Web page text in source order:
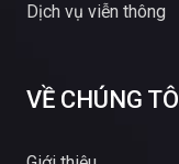
Dịch vụ viễn thông
VỀ CHÚNG TÔI